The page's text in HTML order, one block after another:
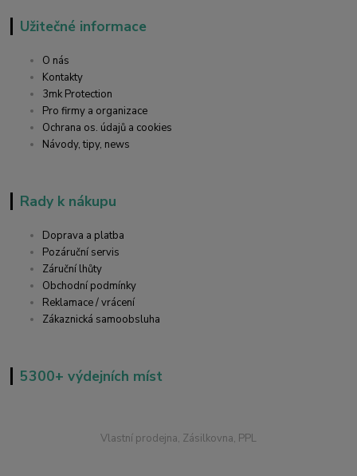
Užitečné informace
O nás
Kontakty
3mk Protection
Pro firmy a organizace
Ochrana os. údajů a cookies
Návody, tipy, news
Rady k nákupu
Doprava a platba
Pozáruční servis
Záruční lhůty
Obchodní podmínky
Reklamace / vrácení
Zákaznická samoobsluha
5300+ výdejních míst
Vlastní prodejna, Zásilkovna, PPL